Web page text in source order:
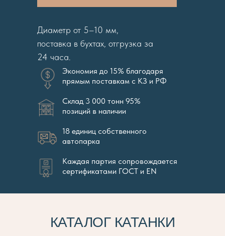
Диаметр от 5–10 мм,
поставка в бухтах, отгрузка за
24 часа.
18 единиц собственного
автопарка
Каждая партия сопровождается
сертификатами ГОСТ и EN
Склад 3 000 тонн 95%
позиций в наличии
Экономия до 15% благодаря
прямым поставкам с КЗ и РФ
КАТАЛОГ КАТАНКИ